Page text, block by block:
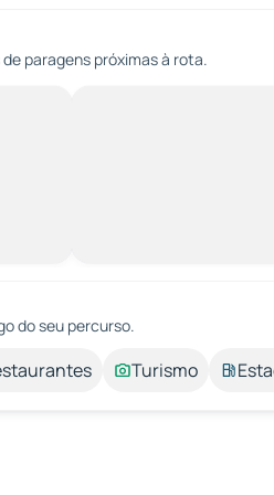
paragens próximas à rota.
do seu percurso.
Turismo